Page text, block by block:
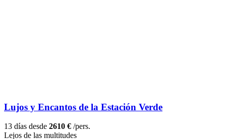
Lujos y Encantos de la Estación Verde
13 días desde 2610 € /pers.
Lejos de las multitudes